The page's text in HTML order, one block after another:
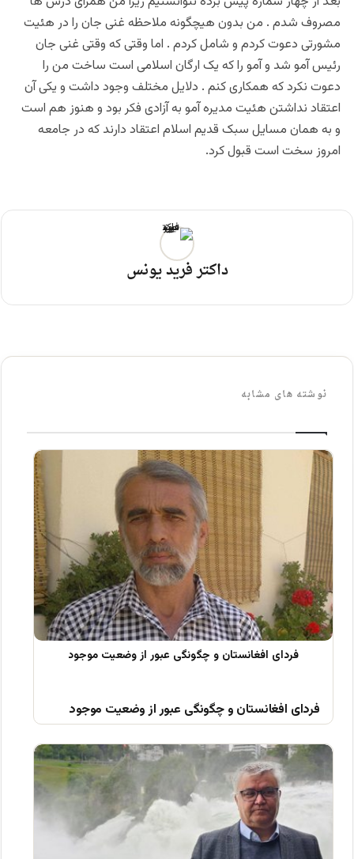
مصروف شدم . من بدون هیچگونه ملاحظه غنی جان را در هئیت
مشورتی دعوت کردم و شامل کردم . اما وقتی که وقتی غنی جان
رئیس آمو شد و آمو را که یک ارگان اسلامی است ساخت من را
دعوت نکرد که همکاری کنم . دلایل مختلف وجود داشت و یکی آن
اعتقاد نداشتن هئیت مدیره آمو به آزادی فکر بود و هنوز هم است
و به همان مسایل سبک قدیم اسلام اعتقاد دارند که در جامعه
امروز سخت است قبول کرد.
داکتر فرید یونس
نوشته های مشابه
فردای افغانستان و چگونگی عبور از وضعیت موجود